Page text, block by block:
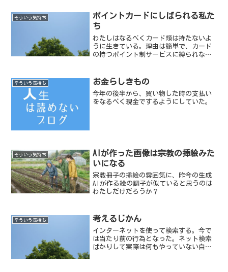
そういう気持ち
ポイントカードにしばられる私た
ち
わたしはなるべくカード類は持たないよ
うに生きている。理由は簡単で、カード
の持つポイント制サービスに縛られない
そういう気持ち お金らしきもの
今年の後半から、買い物した時の支払い
をなるべく現金でするようにしていた。
そういう気持ち
AIが作った画像は宗教の挿絵みた
いになる
宗教冊子の挿絵の雰囲気に、昨今の生成
AIが作る絵の調子が似ていると思うのは
わたしだけだろうか？
そういう気持ち 考えるじかん
インターネットを使って検索する。今で
は当たり前の行為となった。ネット検索
ばかりして実際は何もやっていない自分